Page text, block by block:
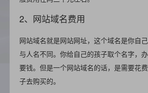
2、网站域名费用
网站域名就是网站网址，这个域名是你自
与人名不同。你给自己的孩子取个名字，
要钱。但是一个网站域名的话，是需要花
子去购买的。